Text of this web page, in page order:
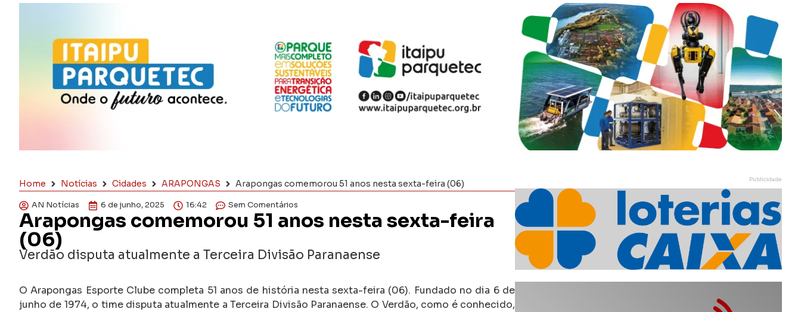
Home Notícias Cidades ARAPONGAS Arapongas comemorou 51 anos nesta sexta-feira (06)
AN Notícias 6 de junho, 2025 16:42 Sem Comentários
Arapongas comemorou 51 anos nesta sexta-feira
(06)
Verdão disputa atualmente a Terceira Divisão Paranaense
O Arapongas Esporte Clube completa 51 anos de história nesta sexta-feira (06). Fundado no dia 6 de
junho de 1974, o time disputa atualmente a Terceira Divisão Paranaense. O Verdão, como é conhecido,
Publicidade